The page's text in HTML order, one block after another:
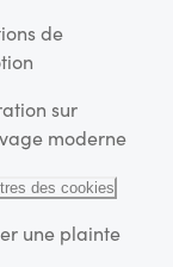
de
sur
moderne
des cookies
une plainte